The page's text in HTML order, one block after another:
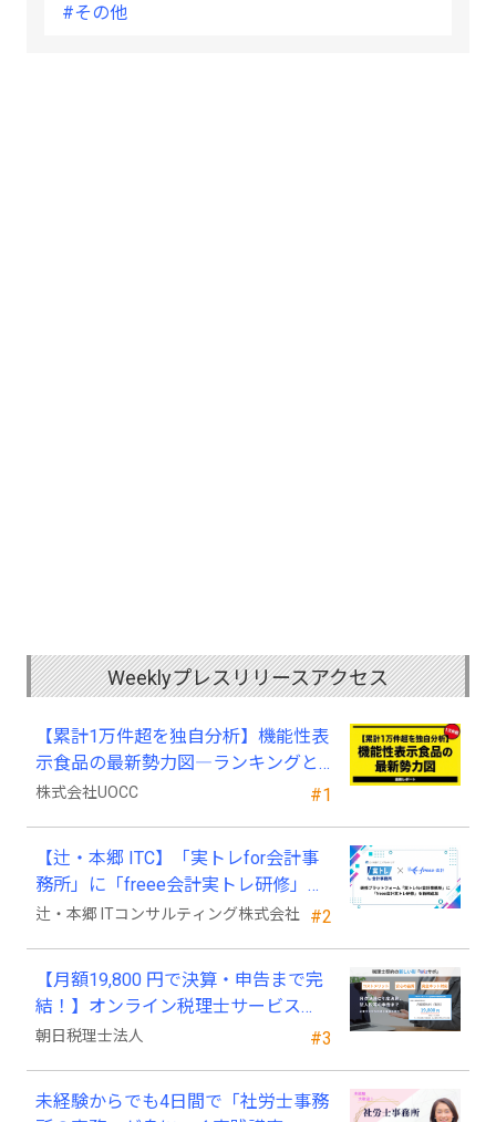
#その他
Weeklyプレスリリースアクセス
#1
【累計1万件超を独自分析】機能性表
示食品の最新勢力図―ランキングと
2025年4月以降の変化
株式会社UOCC
#2
【辻・本郷 ITC】「実トレfor会計事
務所」に「freee会計実トレ研修」を
新規追加
辻・本郷 ITコンサルティング株式会社
#3
【月額19,800 円で決算・申告まで完
結！】オンライン税理士サービス
「Wiz サポ」
朝日税理士法人
未経験からでも4日間で「社労士事務